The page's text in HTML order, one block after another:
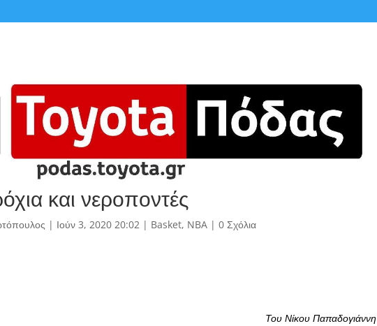
και νεροποντές
| Ιούν 3, 2020 20:02| Basket, NBA| 0 Σχόλια
Του Νίκου Παπαδογιάννη